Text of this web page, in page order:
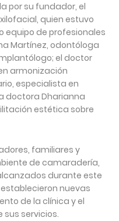
por su fundador, el
quien estuvo
de profesionales
Martínez, odontóloga
el doctor
armonización
especialista en
doctora Dharianna
estética sobre
familiares y
de camaradería,
durante este
nuevas
de la clínica y el
servicios.